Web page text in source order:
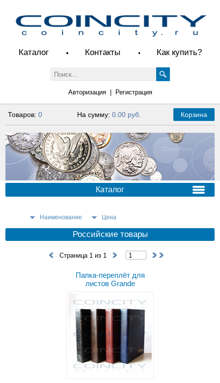
Каталог Контакты Как купить?
Авторизация| Регистрация
Товаров:0 На сумму: 0.00 руб. Корзина
Каталог
Наименование Цена
Российские товары
Страница 1 из 1
Папка-переплёт для
листов Grande